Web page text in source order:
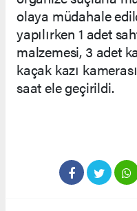
olaya müdahale
yapılırken 1 adet
malzemesi, 3 adet
kaçak kazı
saat ele geçirildi.